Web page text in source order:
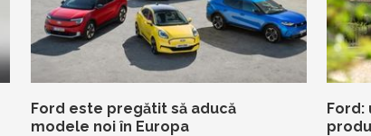
Ford este pregătit să aducă
modele noi în Europa
Ford: